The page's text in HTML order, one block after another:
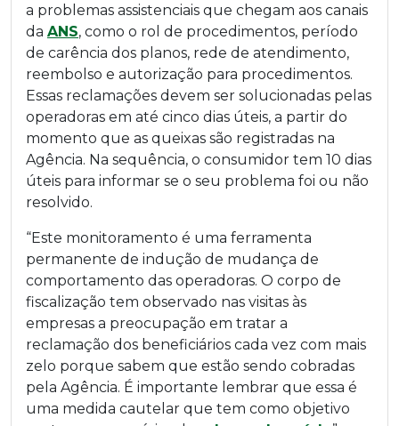
a problemas assistenciais que chegam aos canais
da ANS, como o rol de procedimentos, período
de carência dos planos, rede de atendimento,
reembolso e autorização para procedimentos.
Essas reclamações devem ser solucionadas pelas
operadoras em até cinco dias úteis, a partir do
momento que as queixas são registradas na
Agência. Na sequência, o consumidor tem 10 dias
úteis para informar se o seu problema foi ou não
resolvido.
“Este monitoramento é uma ferramenta
permanente de indução de mudança de
comportamento das operadoras. O corpo de
fiscalização tem observado nas visitas às
empresas a preocupação em tratar a
reclamação dos beneficiários cada vez com mais
zelo porque sabem que estão sendo cobradas
pela Agência. É importante lembrar que essa é
uma medida cautelar que tem como objetivo